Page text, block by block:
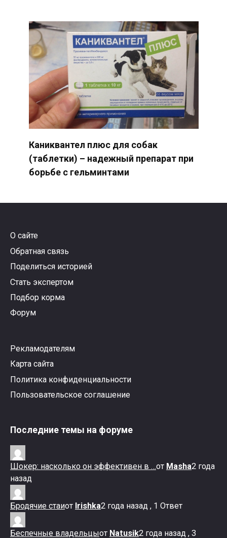
Каниквантел плюс для собак
(таблетки) – надежный препарат при
борьбе с гельминтами
О сайте
Обратная связь
Поделиться историей
Стать экспертом
Подбор корма
Форум
Рекламодателям
Карта сайта
Политика конфиденциальности
Пользовательское соглашение
Последние темы на форуме
Шокер: насколько он эффективен в …от Masha2 года
назад
Бродячие стаиот Irishka2 года назад , 1 Ответ
Беспечные владельцыот Natusik2 года назад , 3